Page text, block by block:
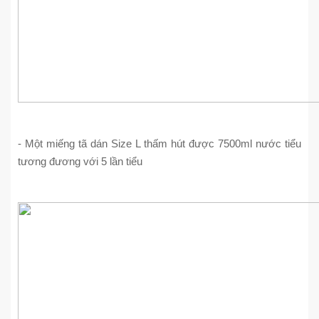
- Một miếng tã dán Size L thấm hút được 7500ml nước tiểu
tương đương với 5 lần tiểu